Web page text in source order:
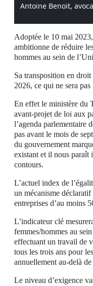
Antoine Benoit,
Adoptée le 10 mai
ambitionne de réduire
hommes au sein de
Sa transposition en
2026, ce qui ne sera pas
En effet le ministère du
avant-projet de loi aux
l’agenda parlementaire
pas avant le mois de
du gouvernement
existant et il nous paraît
contours.
L’actuel index de
un mécanisme
entreprises d’au moins
L’indicateur clé
femmes/hommes au
effectuant un travail de
tous les trois ans pour
annuellement au-delà
Le niveau d’exigence